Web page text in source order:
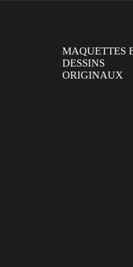
MAQUETTES
DESSINS
ORIGINAUX